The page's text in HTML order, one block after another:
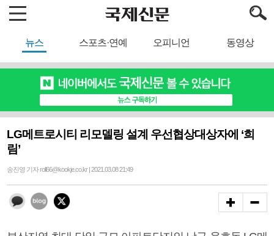
뉴스 스포츠·연예 오피니언 동영상
LG메트로시티 리모델링 설계 우선협상대상자에 ‘희
림’
송진영 기자 roll66@kookje.co.kr | 2021.03.08 21:49